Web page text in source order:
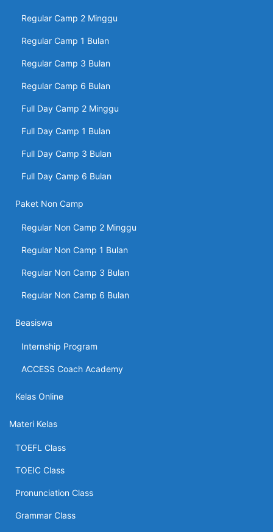
Regular Camp 2 Minggu
Regular Camp 1 Bulan
Regular Camp 3 Bulan
Regular Camp 6 Bulan
Full Day Camp 2 Minggu
Full Day Camp 1 Bulan
Full Day Camp 3 Bulan
Full Day Camp 6 Bulan
Paket Non Camp
Regular Non Camp 2 Minggu
Regular Non Camp 1 Bulan
Regular Non Camp 3 Bulan
Regular Non Camp 6 Bulan
Beasiswa
Internship Program
ACCESS Coach Academy
Kelas Online
Materi Kelas
TOEFL Class
TOEIC Class
Pronunciation Class
Grammar Class